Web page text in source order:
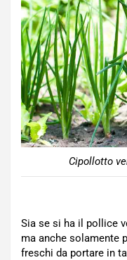
Cipollotto
Sia se si ha il pollice
ma anche solamente
freschi da portare in